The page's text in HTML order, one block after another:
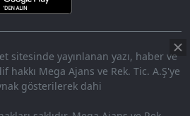
sitesinde yayınlanan yazı, haber ve
Mega Ajans ve Rek. Tic. A.Ş'ye
gösterilerek dahi